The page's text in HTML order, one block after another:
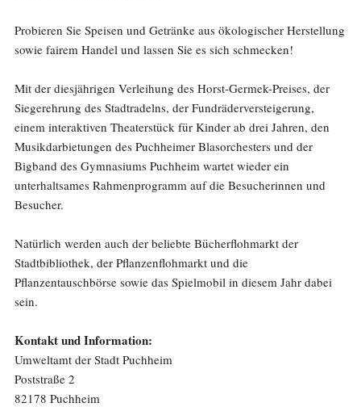
Probieren Sie Speisen und Getränke aus ökologischer Herstellung
sowie fairem Handel und lassen Sie es sich schmecken!
Mit der diesjährigen Verleihung des Horst-Germek-Preises, der
Siegerehrung des Stadtradelns, der Fundräderversteigerung,
einem interaktiven Theaterstück für Kinder ab drei Jahren, den
Musikdarbietungen des Puchheimer Blasorchesters und der
Bigband des Gymnasiums Puchheim wartet wieder ein
unterhaltsames Rahmenprogramm auf die Besucherinnen und
Besucher.
Natürlich werden auch der beliebte Bücherflohmarkt der
Stadtbibliothek, der Pflanzenflohmarkt und die
Pflanzentauschbörse sowie das Spielmobil in diesem Jahr dabei
sein.
Kontakt und Information:
Umweltamt der Stadt Puchheim
Poststraße 2
82178 Puchheim